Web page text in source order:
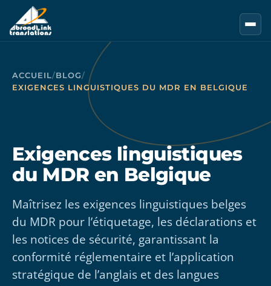
Aller au contenu principal
ACCUEIL/BLOG/
EXIGENCES LINGUISTIQUES DU MDR EN BELGIQUE
Exigences linguistiques
du MDR en Belgique
Maîtrisez les exigences linguistiques belges
du MDR pour l’étiquetage, les déclarations et
les notices de sécurité, garantissant la
conformité réglementaire et l’application
stratégique de l’anglais et des langues